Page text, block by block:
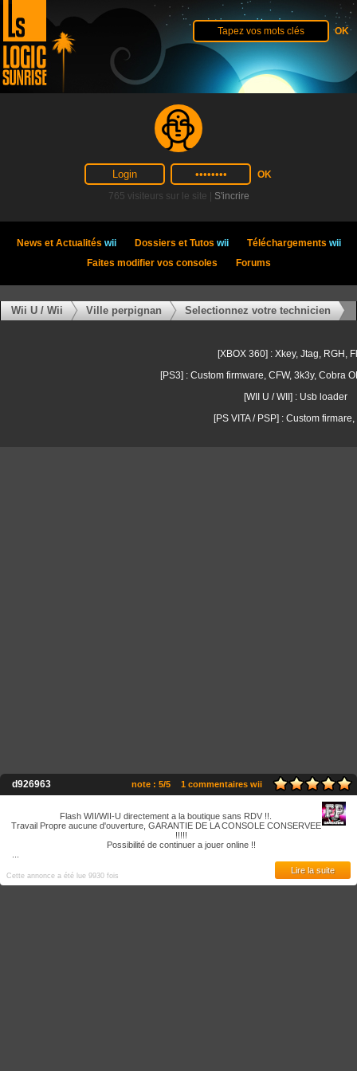
765 visiteurs sur le site | S'incrire
News et Actualités wii Dossiers et Tutos wii Téléchargements wii
Faites modifier vos consoles
Forums
Wii U / Wii Ville perpignan Selectionnez votre technicien
[XBOX 360] : Xkey, Jtag, RGH,
[PS3] : Custom firmware, CFW, 3k3y, Cobra
[WII U / WII] : Usb loader
[PS VITA / PSP] : Custom firmare,
d926963 1 commentaires wii
note : 5/5
Flash WII/WII-U directement a la boutique sans RDV !!.
Travail Propre aucune d'ouverture, GARANTIE DE LA CONSOLE CONSERVEE
!!!!!
Possibilité de continuer a jouer online !!
Cette annonce a été lue 9930 fois
Lire la suite